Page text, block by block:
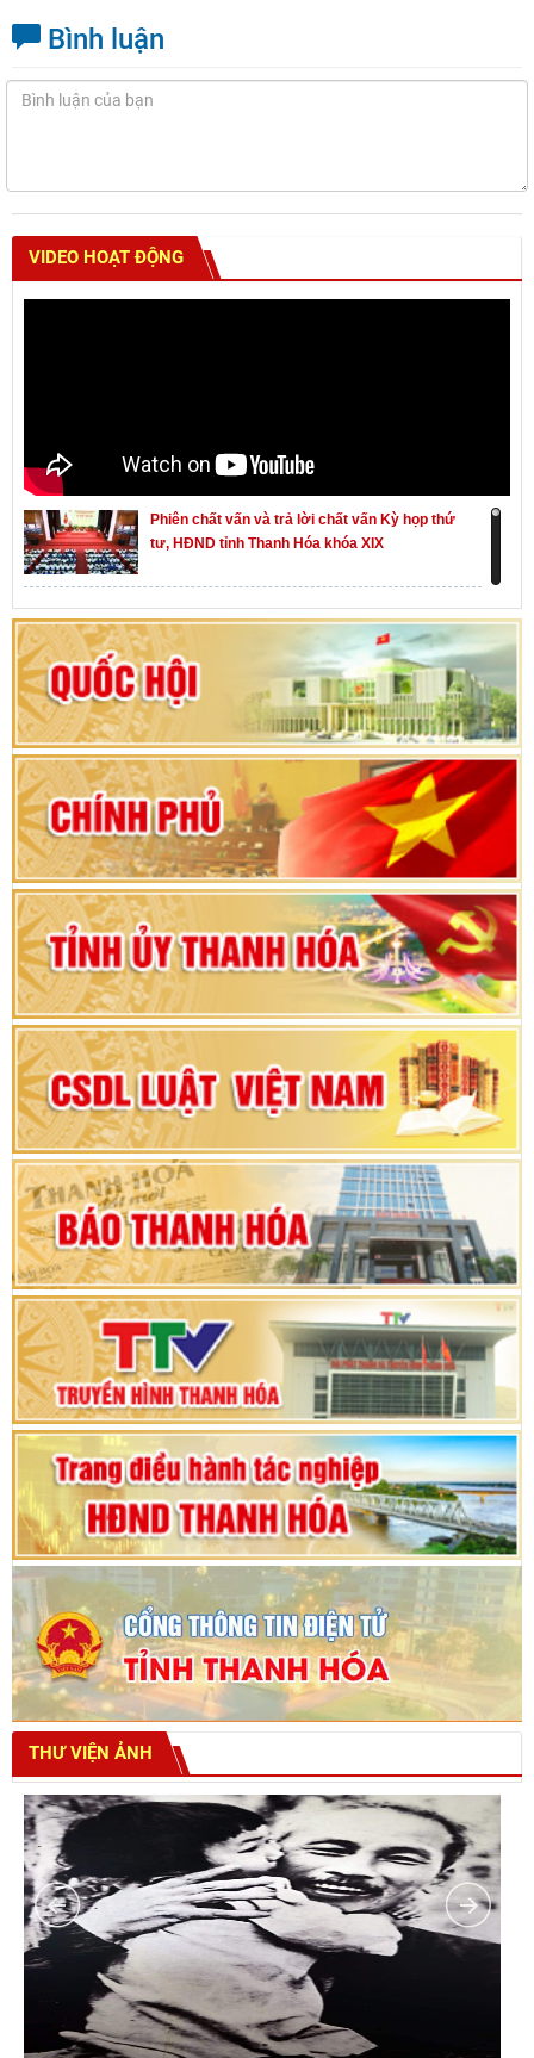
Bình luận
VIDEO HOẠT ĐỘNG
Phiên chất vấn và trả lời chất vấn Kỳ họp thứ
tư, HĐND tỉnh Thanh Hóa khóa XIX
Khai mạc kỳ họp thứ Nhất, Quốc hội khóa XVI
Hướng dẫn quy trình bỏ phiếu bầu cử ĐBQH
khoá XVI và đại biểu HĐND các cấp nhiệm kỳ
2026-2031
80 năm Quốc hội Việt Nam: vì lợi ích Nhân dân,
vì sự phát triển của đất nước
Bộ Chính trị duyệt nội dung Đại hội đại biểu
Đảng bộ tỉnh Thanh Hóa lần thứ XX, nhiệm kỳ
2025 - 2030
Đại hội đại biểu Đảng bộ xã Yên Thọ lần thứ I,
nhiệm kỳ 2025 – 2030
Đại hội Đảng bộ xã Yên Ninh lần thứ nhất,
nhiệm kỳ 2025 - 2030
Khai mạc Kỳ họp bất thường lần thứ 9, Quốc
hội khóa XV
Phiên thảo luận Kỳ họp thứ 24, HĐND tỉnh
Thanh Hóa khóa XVIII, nhiệm kỳ 2021 - 2026
Bế mạc Kỳ họp thứ hai bốn, Hội đồng nhân dân
tỉnh khoá XVIII
THƯ VIỆN ẢNH